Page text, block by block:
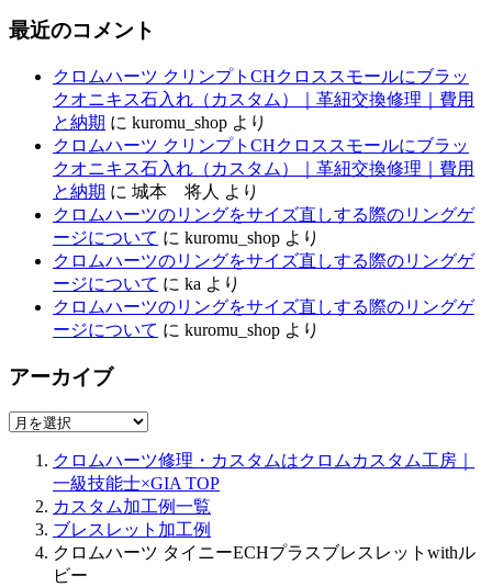
最近のコメント
クロムハーツ クリンプトCHクロススモールにブラッ
クオニキス石入れ（カスタム）｜革紐交換修理｜費用
と納期 に kuromu_shop より
クロムハーツ クリンプトCHクロススモールにブラッ
クオニキス石入れ（カスタム）｜革紐交換修理｜費用
と納期 に 城本 将人 より
クロムハーツのリングをサイズ直しする際のリングゲ
ージについて に kuromu_shop より
クロムハーツのリングをサイズ直しする際のリングゲ
ージについて に ka より
クロムハーツのリングをサイズ直しする際のリングゲ
ージについて に kuromu_shop より
アーカイブ
ア
クロムハーツ修理・カスタムはクロムカスタム工房｜
一級技能士×GIA TOP
カスタム加工例一覧
ブレスレット加工例
クロムハーツ タイニーECHプラスブレスレットwithル
ビー